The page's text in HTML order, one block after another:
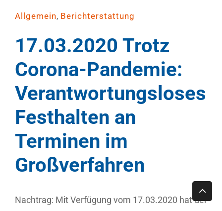
Allgemein, Berichterstattung
17.03.2020 Trotz
Corona-Pandemie:
Verantwortungsloses
Festhalten an
Terminen im
Großverfahren
Nachtrag: Mit Verfügung vom 17.03.2020 hat der